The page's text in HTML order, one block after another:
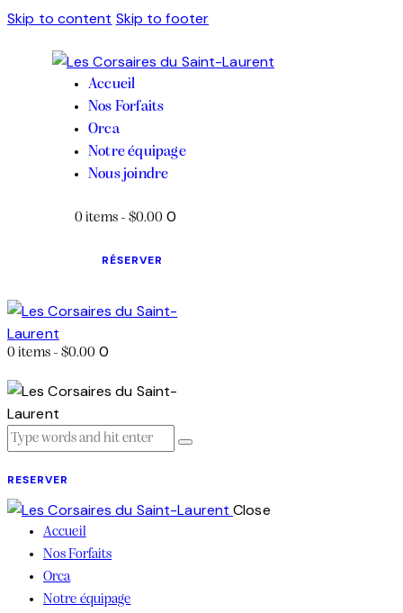
Skip to content Skip to footer
Accueil
Nos Forfaits
Orca
Notre équipage
Nous joindre
0 items-$0.00 0
RÉSERVER
0 items-$0.00 0
RESERVER
Close
Accueil
Nos Forfaits
Orca
Notre équipage